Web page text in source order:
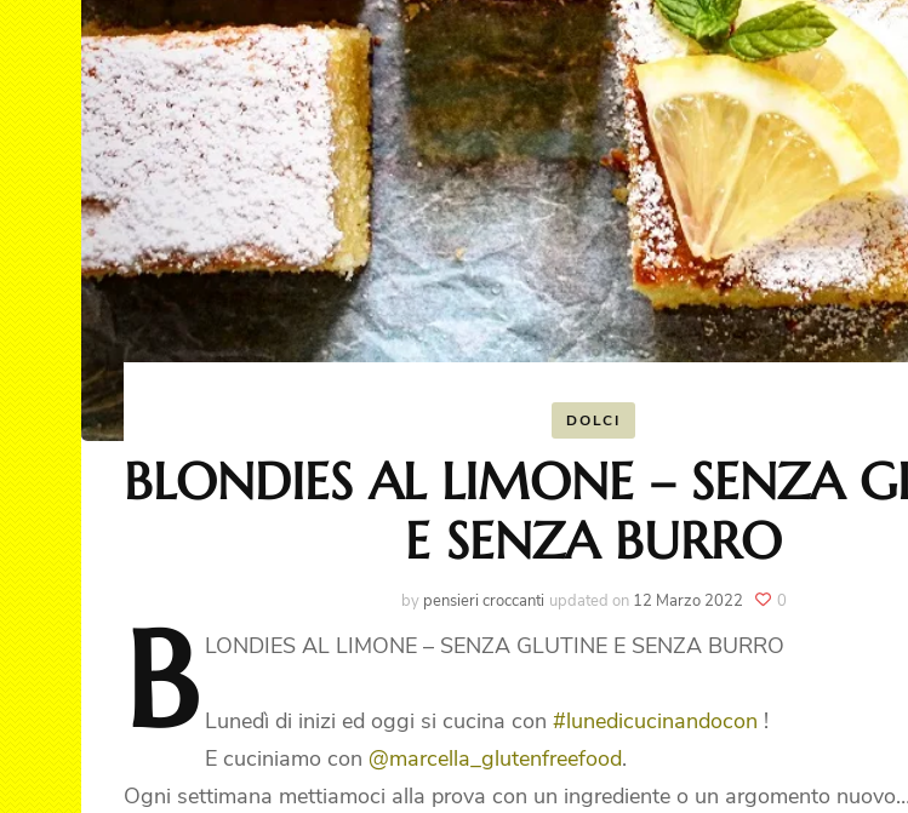
DOLCI
BLONDIES AL LIMONE – SENZA
E SENZA BURRO
by pensieri croccanti updated on 12 Marzo 2022 0
B LONDIES AL LIMONE – SENZA GLUTINE E SENZA BURRO
Lunedì di inizi ed oggi si cucina con #lunedicucinandocon !
E cuciniamo con @marcella_glutenfreefood.
Ogni settimana mettiamoci alla prova con un ingrediente o un argomento